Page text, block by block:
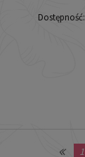
Dostępność:
1